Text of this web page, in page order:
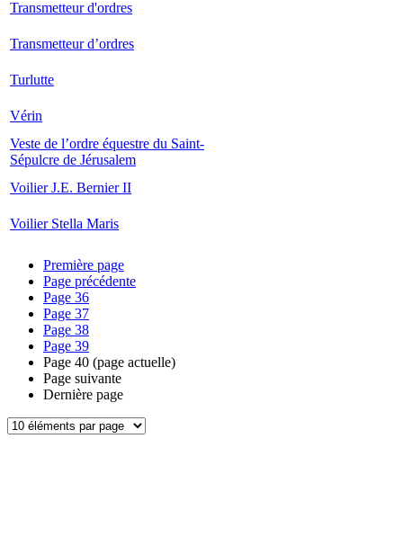
Transmetteur d'ordres
Transmetteur d’ordres
Turlutte
Vérin
Veste de l’ordre équestre du Saint-
Sépulcre de Jérusalem
Voilier J.E. Bernier II
Voilier Stella Maris
Première page
Page précédente
Page 36
Page 37
Page 38
Page 39
Page 40 (page actuelle)
Page suivante
Dernière page